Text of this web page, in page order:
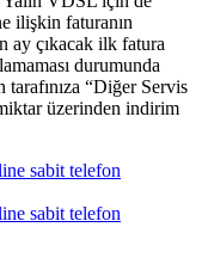
ilişkin faturanın
ay çıkacak ilk fatura
durumunda
“Diğer Servis
üzerinden indirim
sabit telefon
sabit telefon